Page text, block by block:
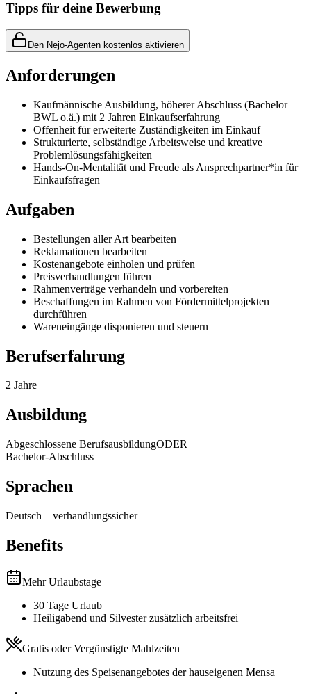
Tipps für deine Bewerbung
Den Nejo-Agenten kostenlos aktivieren
Anforderungen
Kaufmännische Ausbildung, höherer Abschluss (Bachelor
BWL o.ä.) mit 2 Jahren Einkaufserfahrung
Offenheit für erweiterte Zuständigkeiten im Einkauf
Strukturierte, selbständige Arbeitsweise und kreative
Problemlösungsfähigkeiten
Hands-On-Mentalität und Freude als Ansprechpartner*in für
Einkaufsfragen
Aufgaben
Bestellungen aller Art bearbeiten
Reklamationen bearbeiten
Kostenangebote einholen und prüfen
Preisverhandlungen führen
Rahmenverträge verhandeln und vorbereiten
Beschaffungen im Rahmen von Fördermittelprojekten
durchführen
Wareneingänge disponieren und steuern
Berufserfahrung
2 Jahre
Ausbildung
Abgeschlossene BerufsausbildungODER
Bachelor-Abschluss
Sprachen
Deutsch – verhandlungssicher
Benefits
Mehr Urlaubstage
30 Tage Urlaub
Heiligabend und Silvester zusätzlich arbeitsfrei
Gratis oder Vergünstigte Mahlzeiten
Nutzung des Speisenangebotes der hauseigenen Mensa